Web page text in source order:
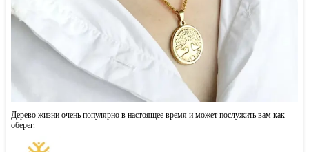
Дерево жизни очень популярно в настоящее время и может послужить вам как
оберег.